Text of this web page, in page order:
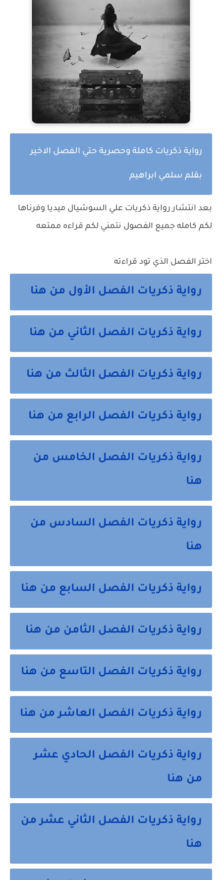
رواية ذكريات كاملة وحصرية حتي الفصل الاخير
بقلم سلمي ابراهيم
بعد انتشاررواية ذكريات علي السوشيال ميديا وفرناها
لكم كامله جميع الفصول نتمني لكم قراءه ممتعه
اختر الفصل الذي تود قراءته
رواية ذكريات الفصل الأول من هنا
رواية ذكريات الفصل الثاني من هنا
رواية ذكريات الفصل الثالث من هنا
رواية ذكريات الفصل الرابع من هنا
رواية ذكريات الفصل الخامس من
هنا
رواية ذكريات الفصل السادس من
هنا
رواية ذكريات الفصل السابع من هنا
رواية ذكريات الفصل الثامن من هنا
رواية ذكريات الفصل التاسع من هنا
رواية ذكريات الفصل العاشر من هنا
رواية ذكريات الفصل الحادي عشر
من هنا
رواية ذكريات الفصل الثاني عشر من
هنا